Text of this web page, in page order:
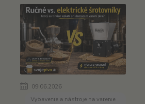
09.06.2026
Vybavenie a nástroje na varenie